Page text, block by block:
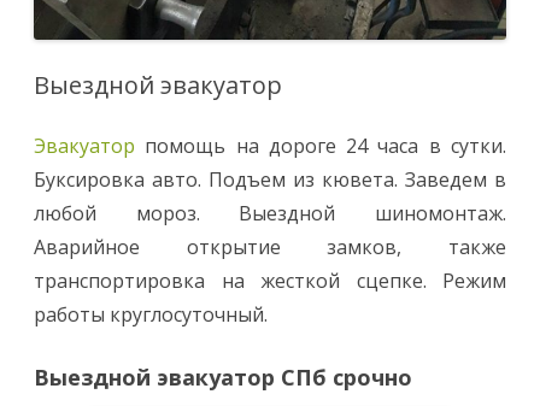
Выездной эвакуатор
Эвакуатор помощь на дороге 24 часа в сутки.
Буксировка авто. Подъем из кювета. Заведем в
любой мороз. Выездной шиномонтаж.
Аварийное открытие замков, также
транспортировка на жесткой сцепке. Режим
работы круглосуточный.
Выездной эвакуатор СПб срочно